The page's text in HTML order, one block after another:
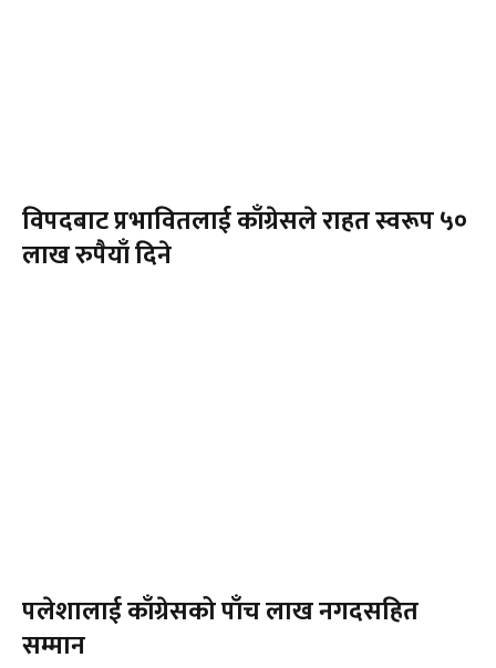
विपदबाट प्रभावितलाई काँग्रेसले राहत स्वरूप ५०
लाख रुपैयाँ दिने
पलेशालाई काँग्रेसको पाँच लाख नगदसहित
सम्मान